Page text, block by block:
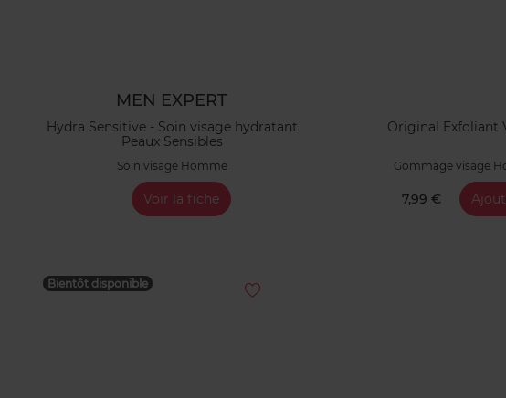
MEN EXPERT
Hydra Sensitive - Soin visage hydratant
Peaux Sensibles
Soin visage Homme
Voir la fiche
Original Exfoliant
Gommage visage
7,99 €
Bientôt disponible